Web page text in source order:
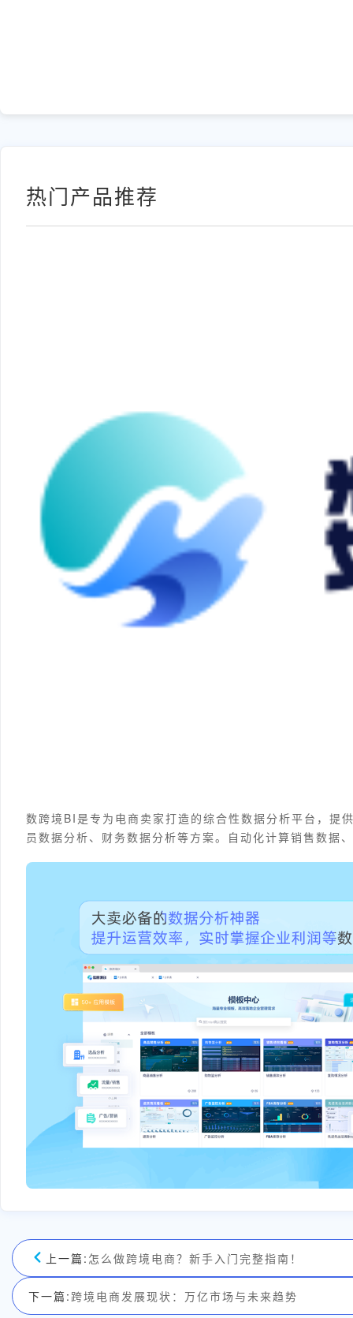
热门产品推荐
数跨境BI是专为电商卖家打造的综合性数据分析平台，提
员数据分析、财务数据分析等方案。自动化计算销售数据
上一篇: 怎么做跨境电商？新手入门完整指南！
下一篇: 跨境电商发展现状：万亿市场与未来趋势